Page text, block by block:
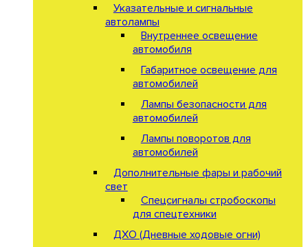
Указательные и сигнальные
автолампы
Внутреннее освещение
автомобиля
Габаритное освещение для
автомобилей
Лампы безопасности для
автомобилей
Лампы поворотов для
автомобилей
Дополнительные фары и рабочий
свет
Спецсигналы стробоскопы
для спецтехники
ДХО (Дневные ходовые огни)